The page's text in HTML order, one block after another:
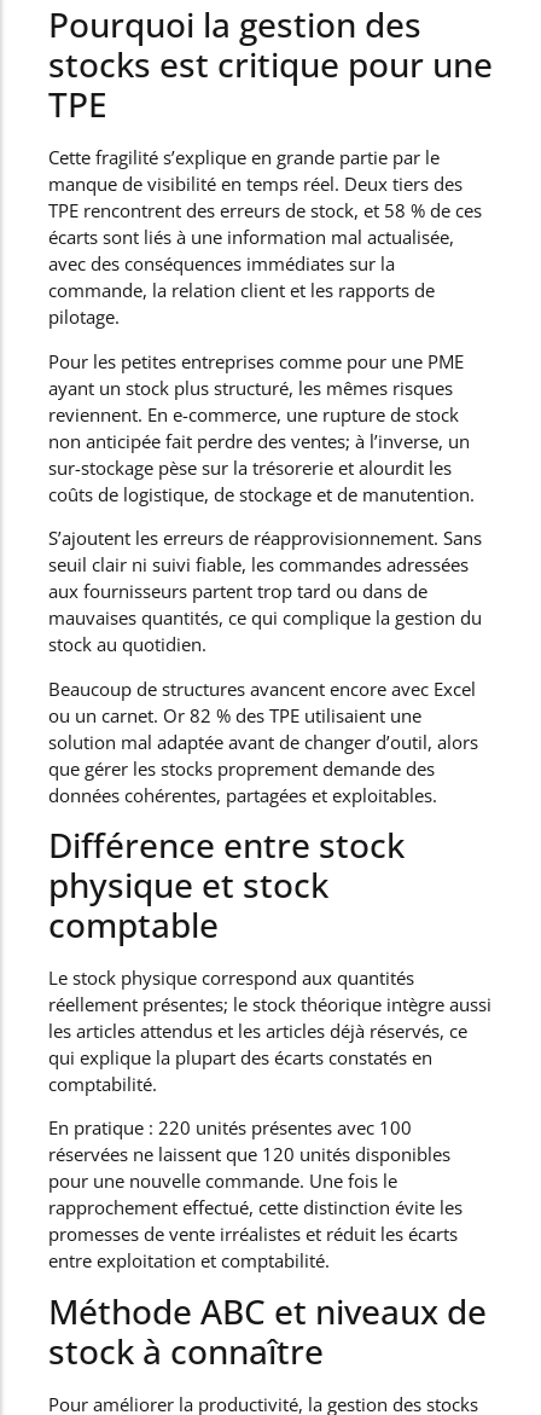
Pourquoi la gestion des
stocks est critique pour une
TPE
Cette fragilité s’explique en grande partie par le
manque de visibilité en temps réel. Deux tiers des
TPE rencontrent des erreurs de stock, et 58 % de ces
écarts sont liés à une information mal actualisée,
avec des conséquences immédiates sur la
commande, la relation client et les rapports de
pilotage.
Pour les petites entreprises comme pour une PME
ayant un stock plus structuré, les mêmes risques
reviennent. En e-commerce, une rupture de stock
non anticipée fait perdre des ventes; à l’inverse, un
sur-stockage pèse sur la trésorerie et alourdit les
coûts de logistique, de stockage et de manutention.
S’ajoutent les erreurs de réapprovisionnement. Sans
seuil clair ni suivi fiable, les commandes adressées
aux fournisseurs partent trop tard ou dans de
mauvaises quantités, ce qui complique la gestion du
stock au quotidien.
Beaucoup de structures avancent encore avec Excel
ou un carnet. Or 82 % des TPE utilisaient une
solution mal adaptée avant de changer d’outil, alors
que gérer les stocks proprement demande des
données cohérentes, partagées et exploitables.
Différence entre stock
physique et stock
comptable
Le stock physique correspond aux quantités
réellement présentes; le stock théorique intègre aussi
les articles attendus et les articles déjà réservés, ce
qui explique la plupart des écarts constatés en
comptabilité.
En pratique : 220 unités présentes avec 100
réservées ne laissent que 120 unités disponibles
pour une nouvelle commande. Une fois le
rapprochement effectué, cette distinction évite les
promesses de vente irréalistes et réduit les écarts
entre exploitation et comptabilité.
Méthode ABC et niveaux de
stock à connaître
Pour améliorer la productivité, la gestion des stocks